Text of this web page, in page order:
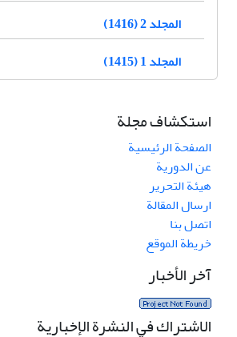
المجلد 2 (1416)
المجلد 1 (1415)
استكشاف مجلة
الصفحة الرئيسية
عن الدورية
هيئة التحرير
ارسال المقالة
اتصل بنا
خريطة الموقع
آخر الأخبار
الاشتراك في النشرة الإخبارية